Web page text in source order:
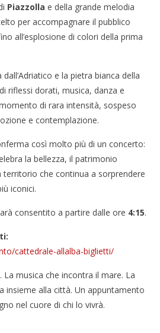
Piazzolla e della grande melodia
per accompagnare il pubblico
all’esplosione di colori della prima
e la pietra bianca della
riflessi dorati, musica, danza e
di rara intensità, sospeso
e contemplazione.
così molto più di un concerto:
la bellezza, il patrimonio
territorio che continua a sorprendere
iconici.
consentito a partire dalle ore 4:15.
cattedrale-allalba-biglietti/
La musica che incontra il mare. La
insieme alla città. Un appuntamento
nel cuore di chi lo vivrà.